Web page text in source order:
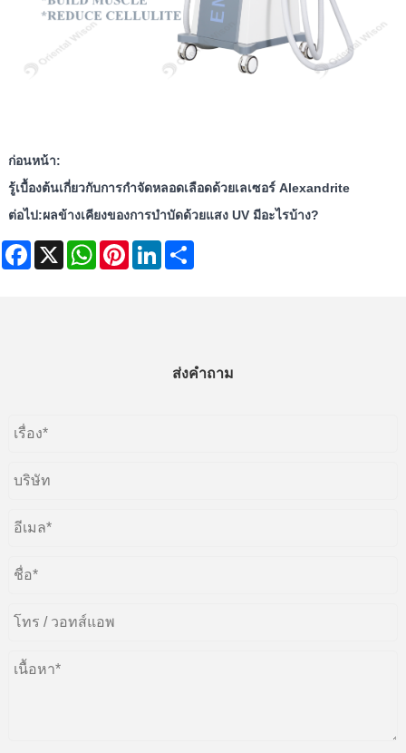
ก่อนหน้า:
รู้เบื้องต้นเกี่ยวกับการกำจัดหลอดเลือดด้วยเลเซอร์ Alexandrite
ต่อไป:ผลข้างเคียงของการบำบัดด้วยแสง UV มีอะไรบ้าง?
Facebook
X WhatsAppPinterestLinkedIn
ส่งคำถาม